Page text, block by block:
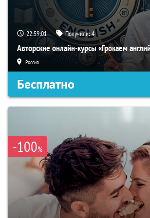
22:59:00 Получили:4
Авторские онлайн-курсы «Грокаем
Россия
Бесплатно
-100%